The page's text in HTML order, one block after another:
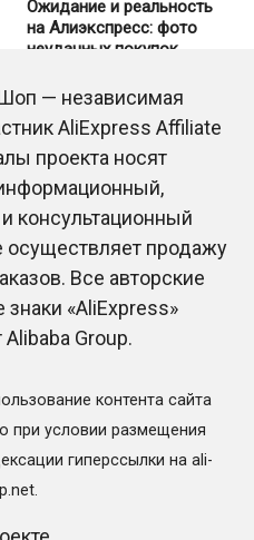
Ожидание и реальность
на Алиэкспресс: фото
неудачных покупок
ЕС меняет правила для
дешевых посылок из
— независимая
AliExpress Affiliate
проекта носят
консультационный
осуществляет продажу
Все авторские
знаки «AliExpress»
Group.
контента сайта
при условии размещения
гиперссылки на ali-